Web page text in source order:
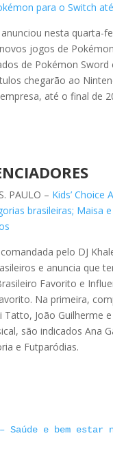
para o Switch
nesta quarta-
jogos de
de Pokémon Sword
chegarão ao
até o final de
PAULO – Kids’ Choice
brasileiras; Maisa
pelo DJ
e anuncia que
Favorito e
Na primeira,
Tatto, João Guilherme
são indicados Ana
e Futparódias.
Saúde e bem